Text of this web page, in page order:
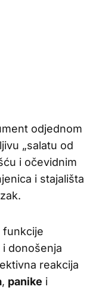
odjednom
„salatu od
i očevidnim
i stajališta
funkcije
donošenja
reakcija
, panike i